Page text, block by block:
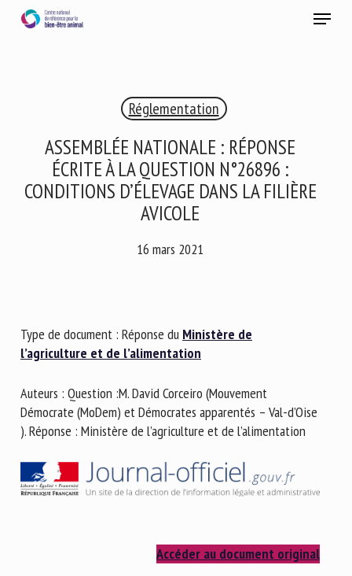
Menu
Réglementation
ASSEMBLÉE NATIONALE : RÉPONSE
ÉCRITE À LA QUESTION N°26896 :
CONDITIONS D’ÉLEVAGE DANS LA FILIÈRE
AVICOLE
16 mars 2021
Type de document : Réponse du Ministère de
l’agriculture et de l’alimentation
Auteurs : Question :M. David Corceiro (Mouvement
Démocrate (MoDem) et Démocrates apparentés – Val-d’Oise
). Réponse : Ministère de l’agriculture et de l’alimentation
Accéder au document original
RECEVEZ CHAQUE MOIS GRATUITEMENT
LES DERNIÈRES ACTUALITÉS SUR LE BIEN-ÊTRE
ANIMAL
Nom *
Prénom *
Organisme *